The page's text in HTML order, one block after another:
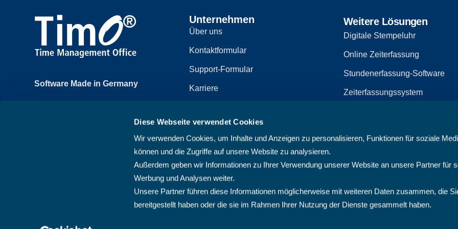
Diese Webseite verwendet Cookies
Wir verwenden Cookies, um Inhalte und Anzeigen zu personalisieren, Funktionen für soziale
können und die Zugriffe auf unsere Website zu analysieren.
Außerdem geben wir Informationen zu Ihrer Verwendung unserer Website an unsere Partner für
Werbung und Analysen weiter.
Unsere Partner führen diese Informationen möglicherweise mit weiteren Daten zusammen, die
bereitgestellt haben oder die sie im Rahmen Ihrer Nutzung der Dienste gesammelt haben.
Software Made in Germany
61250 Usingen, Deutschland
+49 6081 58600
Unternehmen
Über uns
Kontaktformular
Support-Formular
Karriere
Datenschutzerklärung
Sitemap
AGB
Weitere Lösungen
Digitale Stempeluhr
Online Zeiterfassung
Stundenerfassung-Software
Zeiterfassungssystem
PMO-Software
Cloud Projektmanagement-
Projektplanungssoftware